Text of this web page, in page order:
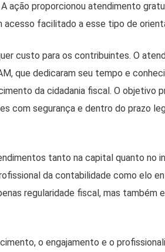
ação proporcionou atendimento
acesso facilitado a esse tipo de
custo para os contribuintes. O
que dedicaram seu tempo e
da cidadania fiscal. O objetivo
com segurança e dentro do prazo
tanto na capital quanto no
da contabilidade como elo
regularidade fiscal, mas também
o engajamento e o